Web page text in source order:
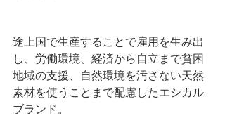
途上国で生産することで雇用を生み出
し、労働環境、経済から自立まで貧困
地域の支援、自然環境を汚さない天然
素材を使うことまで配慮したエシカル
ブランド。